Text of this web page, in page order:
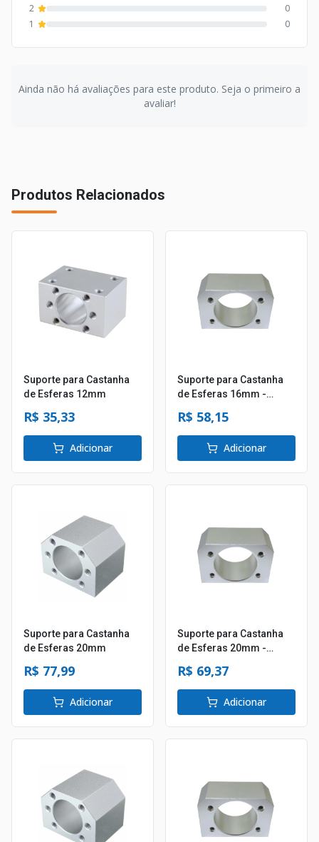
2
0
1
0
Ainda não há avaliações para este produto. Seja o primeiro a
avaliar!
Produtos Relacionados
Suporte para Castanha
de Esferas 12mm
R$ 35,33
Adicionar
Suporte para Castanha
de Esferas 16mm -
R$ 58,15
Adicionar
Suporte para Castanha
de Esferas 20mm
R$ 77,99
Adicionar
Suporte para Castanha
de Esferas 20mm -
R$ 69,37
Adicionar